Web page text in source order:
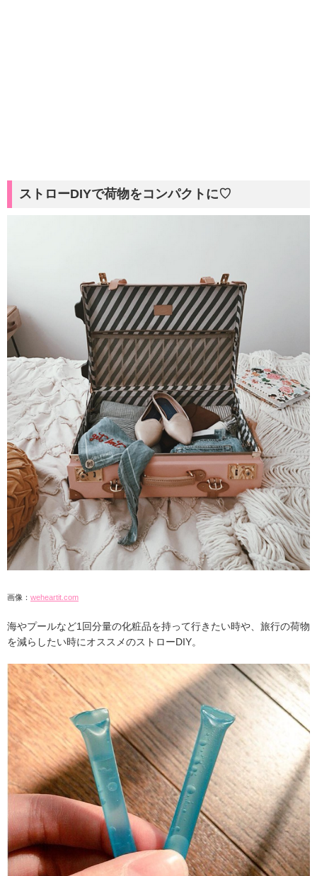
ストローDIYで荷物をコンパクトに♡
画像： weheartit.com
海やプールなど1回分量の化粧品を持って行きたい時や、旅行の荷物
を減らしたい時にオススメのストローDIY。